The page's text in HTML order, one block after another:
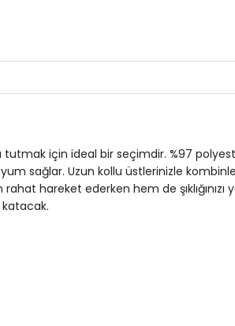
tutmak için ideal bir seçimdir. %97
sağlar. Uzun kollu üstlerinizle
hareket ederken hem de şıklığınızı